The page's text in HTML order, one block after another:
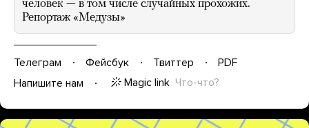
человек — в том числе случайных прохожих.
Репортаж «Медузы»
Телеграм Фейсбук Твиттер
PDF
Напишите нам
Magic link Что-что?